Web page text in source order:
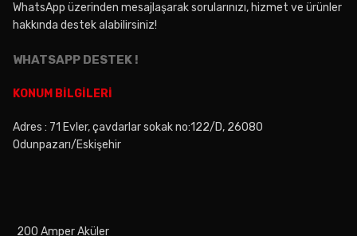
WhatsApp üzerinden mesajlaşarak sorularınızı, hizmet ve ürünler
hakkında destek alabilirsiniz!
WHATSAPP DESTEK !
KONUM BİLGİLERİ
Adres : 71 Evler, çavdarlar sokak no:122/D, 26080
Odunpazarı/Eskişehir
200 Amper Aküler